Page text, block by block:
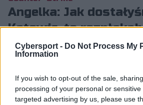
Cybersport - Do Not Process My
Information
If you wish to opt-out of the sale,
processing of your personal or
targeted advertising by us, please use
Angelka: Jak
Katowic, to
szczęścia
Kolejny wywiad z IEM Katowice
dokładnie z IEM Expo, gdzie